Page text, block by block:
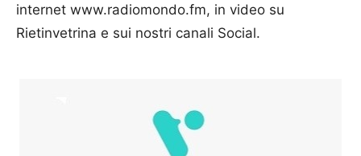
internet www.radiomondo.fm, in video su
Rietinvetrina e sui nostri canali Social.